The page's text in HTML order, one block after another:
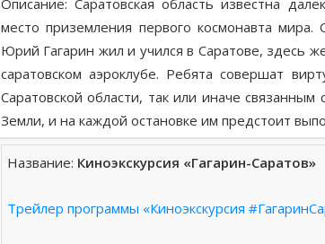
место приземления первого космонавта
Юрий Гагарин жил и учился в Саратове, здесь
саратовском аэроклубе. Ребята совершат
Саратовской области, так или иначе связанным
Земли, и на каждой остановке им предстоит
Название: Киноэкскурсия «Гагарин-Саратов»
Трейлер программы «Киноэкскурсия